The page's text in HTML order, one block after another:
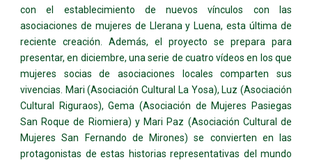
con el establecimiento de nuevos vínculos con las
asociaciones de mujeres de Llerana y Luena, esta última de
reciente creación. Además, el proyecto se prepara para
presentar, en diciembre, una serie de cuatro vídeos en los que
mujeres socias de asociaciones locales comparten sus
vivencias. Mari (Asociación Cultural La Yosa), Luz (Asociación
Cultural Riguraos), Gema (Asociación de Mujeres Pasiegas
San Roque de Riomiera) y Mari Paz (Asociación Cultural de
Mujeres San Fernando de Mirones) se convierten en las
protagonistas de estas historias representativas del mundo